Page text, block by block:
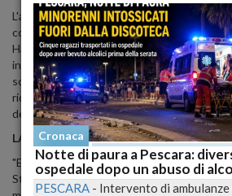
L'adolescente racconta quello che è
conseguenze di quel gesto. Era lì con un
Ha 19 anni. Mi ha detto: 'Andiamo?'”.
insieme è stato ripreso da due telefoni
social network da oltre tremila persone. Al
riconosciuta e insultata, poi la vicepreside
denuncia.
LA PRIMA VOLTA AL LOUD
"Era la prima volta che andavo al Loud... -
Stampa - Abbiamo comprato i biglietti in
Cronaca
Notte di paura a Pescara:
ospedale dopo un abuso di
PESCARA - Intervento di ambulanze